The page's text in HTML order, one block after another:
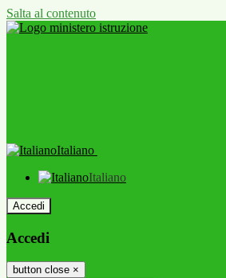
Salta al contenuto
Italiano
Italiano
Accedi
Accedi
button close ×